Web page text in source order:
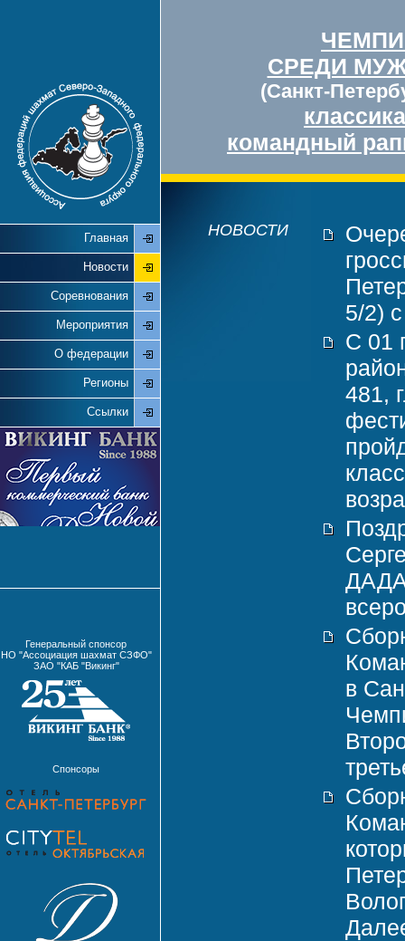
СРЕДИ
(Санкт-
классика
командный
Главная
Новости
Соревнования
Мероприятия
О федерации
Регионы
Ссылки
Генеральный спонсор
НО "Ассоциация шахмат СЗФО"
ЗАО "КАБ "Викинг"
Спонсоры
НОВОСТИ
5/2)
С 01
481,
в